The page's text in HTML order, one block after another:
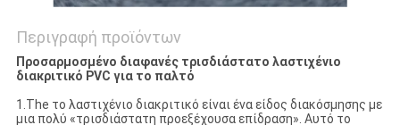
Περιγραφή προϊόντων
Προσαρμοσμένο διαφανές τρισδιάστατο λαστιχένιο
διακριτικό PVC για το παλτό
1.The το λαστιχένιο διακριτικό είναι ένα είδος διακόσμησης με
μια πολύ «τρισδιάστατη προεξέχουσα επίδραση». Αυτό το